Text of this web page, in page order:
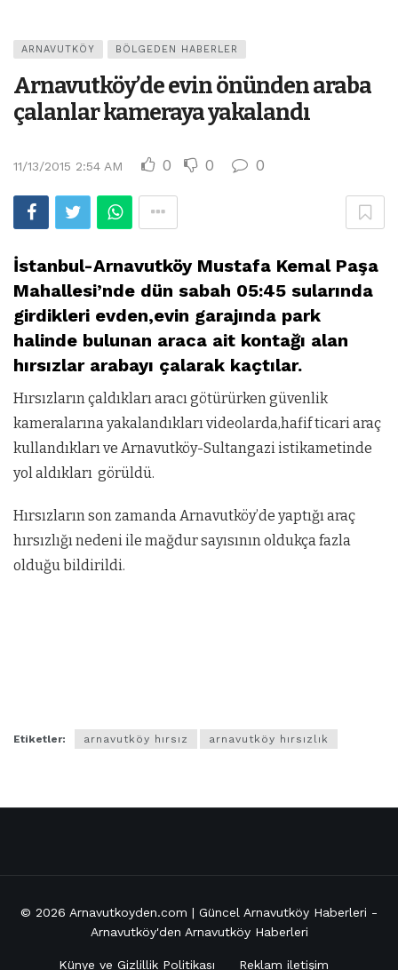
ARNAVUTKÖY BÖLGEDEN HABERLER
Arnavutköy’de evin önünden araba
çalanlar kameraya yakalandı
11/13/2015 2:54 AM 0 0 0
İstanbul-Arnavutköy Mustafa Kemal Paşa
Mahallesi’nde dün sabah 05:45 sularında
girdikleri evden,evin garajında park
halinde bulunan araca ait kontağı alan
hırsızlar arabayı çalarak kaçtılar.
Hırsızların çaldıkları aracı götürürken güvenlik
kameralarına yakalandıkları videolarda,hafif ticari araç
kullandıkları ve Arnavutköy-Sultangazi istikametinde
yol aldıkları görüldü.
Hırsızların son zamanda Arnavutköy’de yaptığı araç
hırsızlığı nedeni ile mağdur sayısının oldukça fazla
olduğu bildirildi.
Etiketler: arnavutköy hırsız arnavutköy hırsızlık
© 2026 Arnavutkoyden.com | Güncel Arnavutköy Haberleri -
Arnavutköy'den Arnavutköy Haberleri
Künye ve Gizlillik Politikası Reklam iletişim